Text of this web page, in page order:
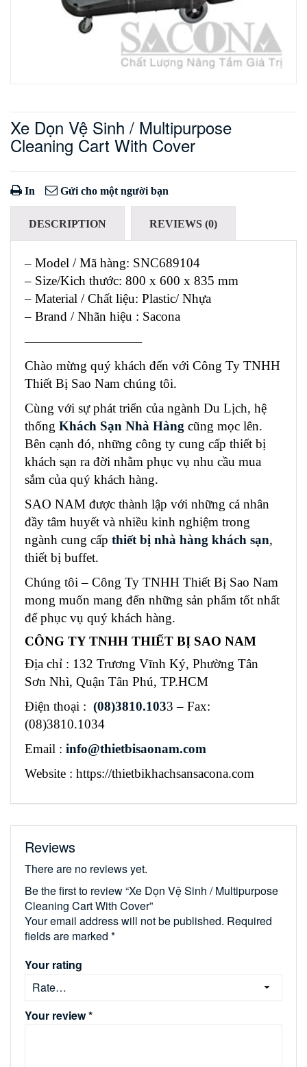
Xe Dọn Vệ Sinh / Multipurpose
Cleaning Cart With Cover
In Gửi cho một người bạn
DESCRIPTION REVIEWS (0)
– Model / Mã hàng: SNC689104
– Size/Kich thước: 800 x 600 x 835 mm
– Material / Chất liệu: Plastic/ Nhựa
– Brand / Nhãn hiệu : Sacona
—————————
Chào mừng quý khách đến với Công Ty TNHH
Thiết Bị Sao Nam chúng tôi.
Cùng với sự phát triển của ngành Du Lịch, hệ
thống Khách Sạn Nhà Hàng cũng mọc lên.
Bên cạnh đó, những công ty cung cấp thiết bị
khách sạn ra đời nhằm phục vụ nhu cầu mua
sắm của quý khách hàng.
SAO NAM được thành lập với những cá nhân
đầy tâm huyết và nhiều kinh nghiệm trong
ngành cung cấp thiết bị nhà hàng khách sạn,
thiết bị buffet.
Chúng tôi – Công Ty TNHH Thiết Bị Sao Nam
mong muốn mang đến những sản phẩm tốt nhất
để phục vụ quý khách hàng.
CÔNG TY TNHH THIẾT BỊ SAO NAM
Địa chỉ : 132 Trương Vĩnh Ký, Phường Tân
Sơn Nhì, Quận Tân Phú, TP.HCM
Điện thoại : (08)3810.1033 – Fax:
(08)3810.1034
Email : info@thietbisaonam.com
Website : https://thietbikhachsansacona.com
Reviews
There are no reviews yet.
Be the first to review “Xe Dọn Vệ Sinh / Multipurpose
Cleaning Cart With Cover”
Your email address will not be published. Required
fields are marked *
Your rating
Your review*